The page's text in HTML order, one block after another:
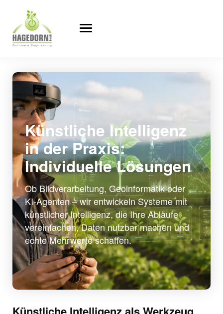
Künstliche Intelligenz
in der Praxis:
Individuelle Lösungen
Ob Bildverarbeitung, Geoinformatik oder
KI-Agenten – wir entwickeln Systeme mit
künstlicher Intelligenz, die Ihre Abläufe
vereinfachen, Daten nutzbar machen und
echte Mehrwerte schaffen.
Künstliche Intelligenz als Werkzeug